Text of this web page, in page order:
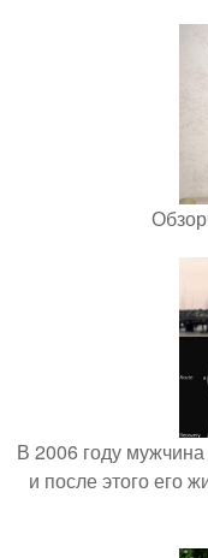
В 2006 году
и после этого его